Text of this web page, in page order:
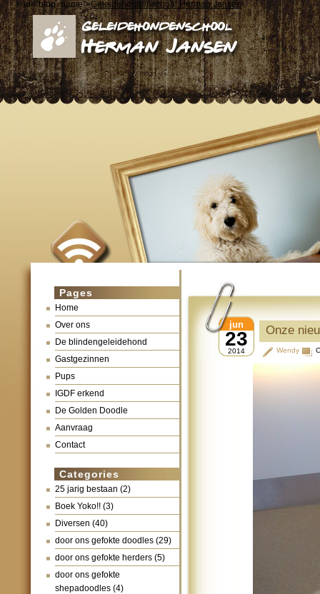
< id="blog_name">Geleidehondenschool Herman Jansen
Pages
Home
Over ons
De blindengeleidehond
Gastgezinnen
Pups
IGDF erkend
De Golden Doodle
Aanvraag
Contact
Categories
25 jarig bestaan (2)
Boek Yoko!! (3)
Diversen (40)
door ons gefokte doodles (29)
door ons gefokte herders (5)
door ons gefokte
shepadoodles (4)
Onze
23
jun
2014 Wendy